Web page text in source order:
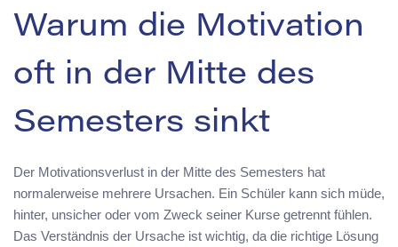
Warum die Motivation
oft in der Mitte des
Semesters sinkt
Der Motivationsverlust in der Mitte des Semesters hat
normalerweise mehrere Ursachen. Ein Schüler kann sich müde,
hinter, unsicher oder vom Zweck seiner Kurse getrennt fühlen.
Das Verständnis der Ursache ist wichtig, da die richtige Lösung